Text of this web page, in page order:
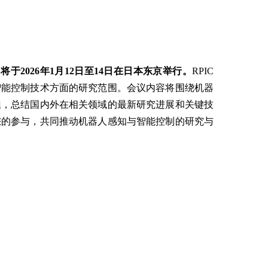
于2026年1 月 12日至14 日在日本东京举行。RPIC
控制技术方面的研究范围。会议内容将围绕机器
总结国内外在相关领域的最新研究进展和关键技
参与，共同推动机器人感知与智能控制的研究与